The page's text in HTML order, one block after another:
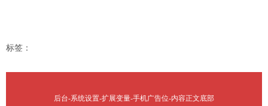
标签：
后台-系统设置-扩展变量-手机广告位-内容正文底部